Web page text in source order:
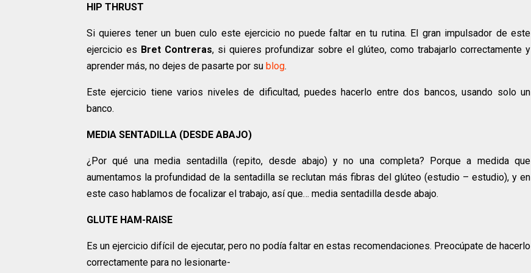
HIP THRUST
Si quieres tener un buen culo este ejercicio no puede faltar en tu rutina. El gran impulsador de este
ejercicio es Bret Contreras, si quieres profundizar sobre el glúteo, como trabajarlo correctamente y
aprender más, no dejes de pasarte por su blog.
Este ejercicio tiene varios niveles de dificultad, puedes hacerlo entre dos bancos, usando solo un
banco.
MEDIA SENTADILLA (DESDE ABAJO)
¿Por qué una media sentadilla (repito, desde abajo) y no una completa? Porque a medida que
aumentamos la profundidad de la sentadilla se reclutan más fibras del glúteo (estudio – estudio), y en
este caso hablamos de focalizar el trabajo, así que… media sentadilla desde abajo.
GLUTE HAM-RAISE
Es un ejercicio difícil de ejecutar, pero no podía faltar en estas recomendaciones. Preocúpate de hacerlo
correctamente para no lesionarte-